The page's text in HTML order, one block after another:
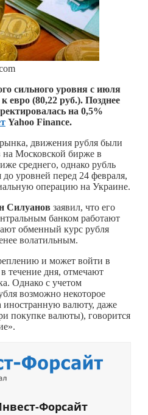
сильного уровня с июля
евро (80,22 руб.). Позднее
на 0,5%
Yahoo Finance.
движения рубля были
на Московской бирже в
среднего, однако рубль
уровней перед 24 февраля,
операцию на Украине.
Силуанов заявил, что его
банком работают
обменный курс рубля
волатильным.
и может войти в
течение дня, отмечают
Однако с учетом
возможно некоторое
иностранную валюту, даже
покупке валюты), говорится
Форсайт